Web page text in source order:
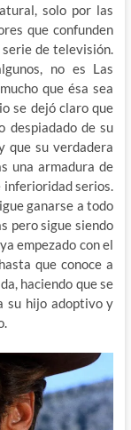
solo por las
que confunden
de televisión.
no es Las
que ésa sea
se dejó claro que
despiadado de su
que su verdadera
una armadura de
inferioridad serios.
ganarse a todo
pero sigue siendo
empezado con el
que conoce a
haciendo que se
su hijo adoptivo y